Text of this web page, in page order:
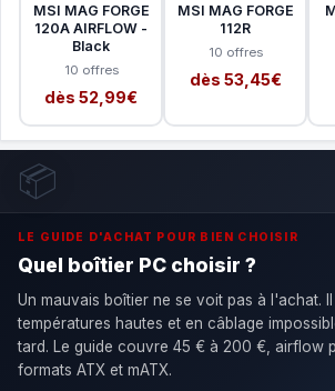
MSI MAG FORGE
120A AIRFLOW -
Black
10 offres
dès 52,99€
MSI MAG FORGE
112R
10 offres
dès 53,45€
📦
LE GUIDE D'ACHAT POUR BIEN CHOISIR
Quel boîtier PC choisir ?
Un mauvais boîtier ne se voit pas à l'achat.
températures hautes et en câblage
tard. Le guide couvre 45 € à 200 €, airflow
formats ATX et mATX.